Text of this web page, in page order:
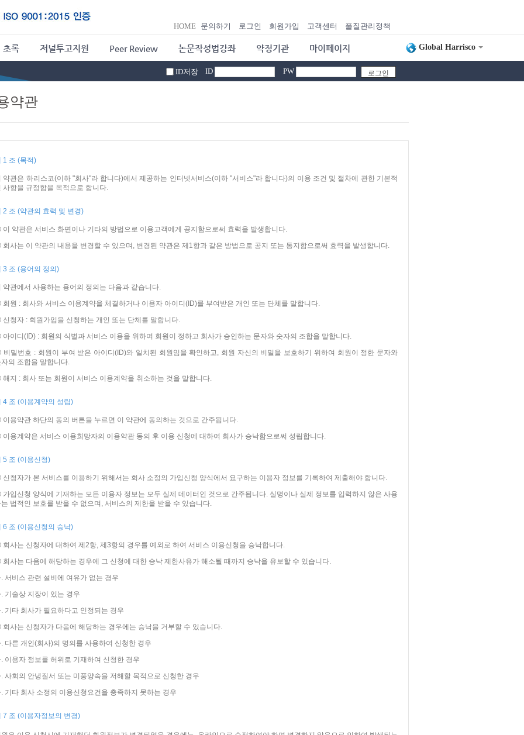
Global Harrisco
HOME 문의하기 로그인 회원가입 고객센터 풀질관리정책
초록 저널투고지원 Peer Review 논문작성법강좌 약정기관 마이페이지
ID저장 ID PW
약관
1 조 (목적)
약관은 하리스코(이하 "회사"라 합니다)에서 제공하는 인터넷서비스(이하 "서비스"라 합니다)의 이용 조건 및 절차에 관한 기본적
사항을 규정함을 목적으로 합니다.
2 조 (약관의 효력 및 변경)
약관은 서비스 화면이나 기타의 방법으로 이용고객에게 공지함으로써 효력을 발생합니다.
사는 이 약관의 내용을 변경할 수 있으며, 변경된 약관은 제1항과 같은 방법으로 공지 또는 통지함으로써 효력을 발생합니다.
3 조 (용어의 정의)
약관에서 사용하는 용어의 정의는 다음과 같습니다.
원 : 회사와 서비스 이용계약을 체결하거나 이용자 아이디(ID)를 부여받은 개인 또는 단체를 말합니다.
청자 : 회원가입을 신청하는 개인 또는 단체를 말합니다.
이디(ID) : 회원의 식별과 서비스 이용을 위하여 회원이 정하고 회사가 승인하는 문자와 숫자의 조합을 말합니다.
밀번호 : 회원이 부여 받은 아이디(ID)와 일치된 회원임을 확인하고, 회원 자신의 비밀을 보호하기 위하여 회원이 정한 문자와
자의 조합을 말합니다.
지 : 회사 또는 회원이 서비스 이용계약을 취소하는 것을 말합니다.
4 조 (이용계약의 성립)
용약관 하단의 동의 버튼을 누르면 이 약관에 동의하는 것으로 간주됩니다.
용계약은 서비스 이용희망자의 이용약관 동의 후 이용 신청에 대하여 회사가 승낙함으로써 성립합니다.
5 조 (이용신청)
청자가 본 서비스를 이용하기 위해서는 회사 소정의 가입신청 양식에서 요구하는 이용자 정보를 기록하여 제출해야 합니다.
입신청 양식에 기재하는 모든 이용자 정보는 모두 실제 데이터인 것으로 간주됩니다. 실명이나 실제 정보를 입력하지 않은 사용
는 법적인 보호를 받을 수 없으며, 서비스의 제한을 받을 수 있습니다.
6 조 (이용신청의 승낙)
사는 신청자에 대하여 제2항, 제3항의 경우를 예외로 하여 서비스 이용신청을 승낙합니다.
사는 다음에 해당하는 경우에 그 신청에 대한 승낙 제한사유가 해소될 때까지 승낙을 유보할 수 있습니다.
. 서비스 관련 설비에 여유가 없는 경우
. 기술상 지장이 있는 경우
. 기타 회사가 필요하다고 인정되는 경우
사는 신청자가 다음에 해당하는 경우에는 승낙을 거부할 수 있습니다.
. 다른 개인(회사)의 명의를 사용하여 신청한 경우
. 이용자 정보를 허위로 기재하여 신청한 경우
. 사회의 안녕질서 또는 미풍양속을 저해할 목적으로 신청한 경우
. 기타 회사 소정의 이용신청요건을 충족하지 못하는 경우
7 조 (이용자정보의 변경)